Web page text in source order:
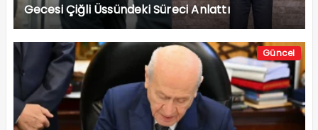
Gecesi Çiğli Üssündeki Süreci Anlattı
Güncel